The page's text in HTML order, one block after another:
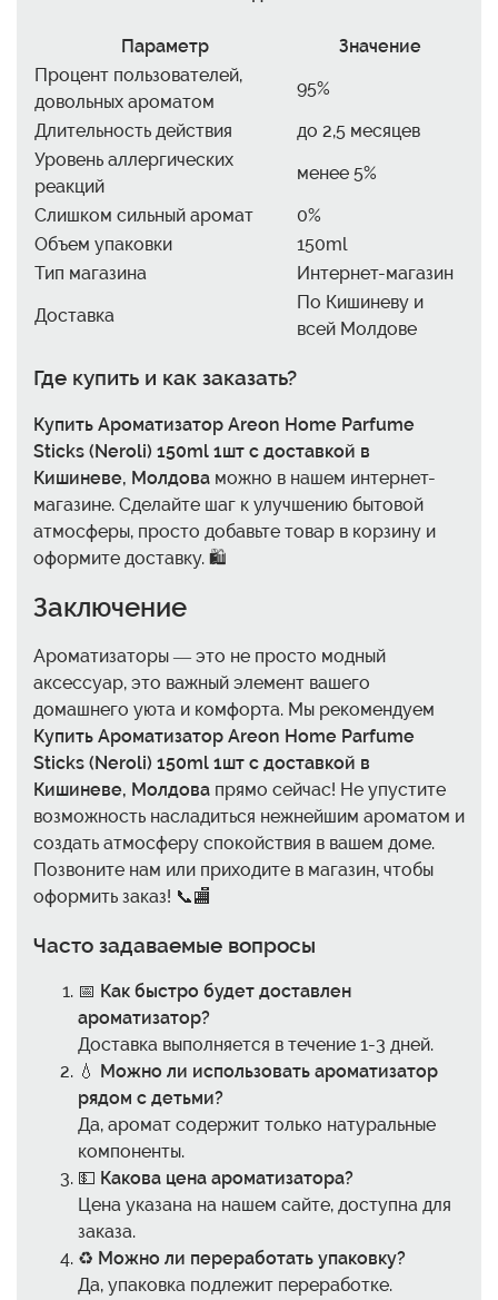
Параметр
Значение
Процент пользователей,
довольных ароматом
95%
Длительность действия
до 2,5 месяцев
Уровень аллергических
реакций
менее 5%
Слишком сильный аромат
0%
Объем упаковки
150ml
Тип магазина
Интернет-магазин
Доставка
По Кишиневу и
всей Молдове
Где купить и как заказать?
Купить Ароматизатор Areon Home Parfume
Sticks (Neroli) 150ml 1шт с доставкой в
Кишиневе, Молдова можно в нашем интернет-
магазине. Сделайте шаг к улучшению бытовой
атмосферы, просто добавьте товар в корзину и
оформите доставку. 🛍️
Заключение
Ароматизаторы — это не просто модный
аксессуар, это важный элемент вашего
домашнего уюта и комфорта. Мы рекомендуем
Купить Ароматизатор Areon Home Parfume
Sticks (Neroli) 150ml 1шт с доставкой в
Кишиневе, Молдова прямо сейчас! Не упустите
возможность насладиться нежнейшим ароматом и
создать атмосферу спокойствия в вашем доме.
Позвоните нам или приходите в магазин, чтобы
оформить заказ! 📞🏬
Часто задаваемые вопросы
📅 Как быстро будет доставлен
ароматизатор?
Доставка выполняется в течение 1-3 дней.
💧
Можно ли использовать ароматизатор
рядом с детьми?
Да, аромат содержит только натуральные
компоненты.
💵 Какова цена ароматизатора?
Цена указана на нашем сайте, доступна для
заказа.
♻️ Можно ли переработать упаковку?
Да, упаковка подлежит переработке.